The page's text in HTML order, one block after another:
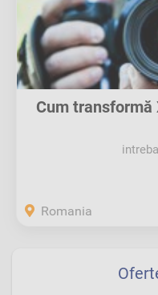
Cum transformă
Romania